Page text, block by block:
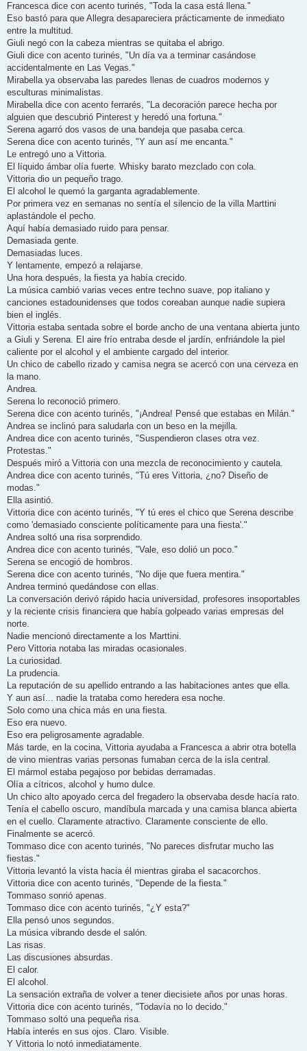
Francesca dice con acento turinés, "Toda la casa está llena."
Eso bastó para que Allegra desapareciera prácticamente de inmediato
entre la multitud.
Giuli negó con la cabeza mientras se quitaba el abrigo.
Giuli dice con acento turinés, "Un día va a terminar casándose
accidentalmente en Las Vegas."
Mirabella ya observaba las paredes llenas de cuadros modernos y
esculturas minimalistas.
Mirabella dice con acento ferrarés, "La decoración parece hecha por
alguien que descubrió Pinterest y heredó una fortuna."
Serena agarró dos vasos de una bandeja que pasaba cerca.
Serena dice con acento turinés, "Y aun así me encanta."
Le entregó uno a Vittoria.
El líquido ámbar olía fuerte. Whisky barato mezclado con cola.
Vittoria dio un pequeño trago.
El alcohol le quemó la garganta agradablemente.
Por primera vez en semanas no sentía el silencio de la villa Marttini
aplastándole el pecho.
Aquí había demasiado ruido para pensar.
Demasiada gente.
Demasiadas luces.
Y lentamente, empezó a relajarse.
Una hora después, la fiesta ya había crecido.
La música cambió varias veces entre techno suave, pop italiano y
canciones estadounidenses que todos coreaban aunque nadie supiera
bien el inglés.
Vittoria estaba sentada sobre el borde ancho de una ventana abierta junto
a Giuli y Serena. El aire frío entraba desde el jardín, enfriándole la piel
caliente por el alcohol y el ambiente cargado del interior.
Un chico de cabello rizado y camisa negra se acercó con una cerveza en
la mano.
Andrea.
Serena lo reconoció primero.
Serena dice con acento turinés, "¡Andrea! Pensé que estabas en Milán."
Andrea se inclinó para saludarla con un beso en la mejilla.
Andrea dice con acento turinés, "Suspendieron clases otra vez.
Protestas."
Después miró a Vittoria con una mezcla de reconocimiento y cautela.
Andrea dice con acento turinés, "Tú eres Vittoria, ¿no? Diseño de
modas."
Ella asintió.
Vittoria dice con acento turinés, "Y tú eres el chico que Serena describe
como 'demasiado consciente políticamente para una fiesta'."
Andrea soltó una risa sorprendido.
Andrea dice con acento turinés, "Vale, eso dolió un poco."
Serena se encogió de hombros.
Serena dice con acento turinés, "No dije que fuera mentira."
Andrea terminó quedándose con ellas.
La conversación derivó rápido hacia universidad, profesores insoportables
y la reciente crisis financiera que había golpeado varias empresas del
norte.
Nadie mencionó directamente a los Marttini.
Pero Vittoria notaba las miradas ocasionales.
La curiosidad.
La prudencia.
La reputación de su apellido entrando a las habitaciones antes que ella.
Y aun así... nadie la trataba como heredera esa noche.
Solo como una chica más en una fiesta.
Eso era nuevo.
Eso era peligrosamente agradable.
Más tarde, en la cocina, Vittoria ayudaba a Francesca a abrir otra botella
de vino mientras varias personas fumaban cerca de la isla central.
El mármol estaba pegajoso por bebidas derramadas.
Olía a cítricos, alcohol y humo dulce.
Un chico alto apoyado cerca del fregadero la observaba desde hacía rato.
Tenía el cabello oscuro, mandíbula marcada y una camisa blanca abierta
en el cuello. Claramente atractivo. Claramente consciente de ello.
Finalmente se acercó.
Tommaso dice con acento turinés, "No pareces disfrutar mucho las
fiestas."
Vittoria levantó la vista hacia él mientras giraba el sacacorchos.
Vittoria dice con acento turinés, "Depende de la fiesta."
Tommaso sonrió apenas.
Tommaso dice con acento turinés, "¿Y esta?"
Ella pensó unos segundos.
La música vibrando desde el salón.
Las risas.
Las discusiones absurdas.
El calor.
El alcohol.
La sensación extraña de volver a tener diecisiete años por unas horas.
Vittoria dice con acento turinés, "Todavía no lo decido."
Tommaso soltó una pequeña risa.
Había interés en sus ojos. Claro. Visible.
Y Vittoria lo notó inmediatamente.